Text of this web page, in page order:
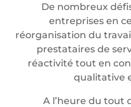
De nombreux
entreprises en
réorganisation du
prestataires de
réactivité tout en
qualitative
A l’heure du tout